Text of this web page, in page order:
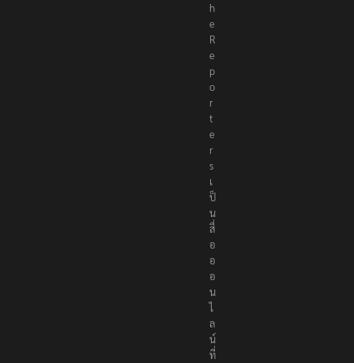
h
e
R
e
p
o
r
t
e
r
s
เ
ป็
น
สื่
อ
อ
อ
น
ไ
ล
น์
ที่